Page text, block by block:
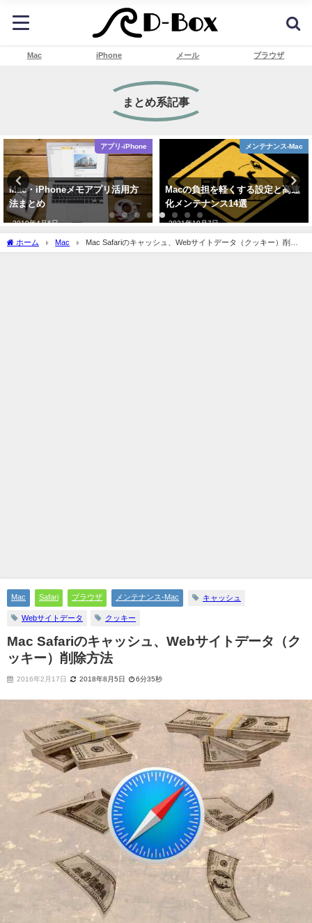
Mac iPhone メール ブラウザ
まとめ系記事
アプリ-iPhone
Mac・iPhoneメモアプリ活用方
法まとめ
2019年4月6日
メンテナンス-Mac
Macの負担を軽くする設定と高速
化メンテナンス14選
2021年10月7日
ホーム Mac
Mac Safariのキャッシュ、Webサイトデータ（クッキー）削除
方法
Mac Safari ブラウザ メンテナンス-Mac キャッシュ
Webサイトデータ クッキー
Mac Safariのキャッシュ、Webサイトデータ（ク
ッキー）削除方法
2016年2月17日 2018年8月5日 6分35秒